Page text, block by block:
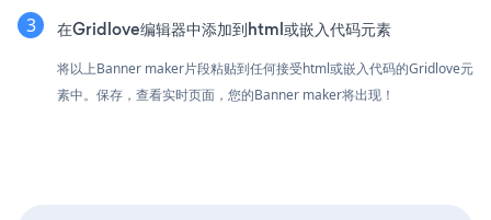
在Gridlove编辑器中添加到html或嵌入代码元素
将以上Banner maker片段粘贴到任何接受html或嵌入代码的Gridlove元
素中。保存，查看实时页面，您的Banner maker将出现！